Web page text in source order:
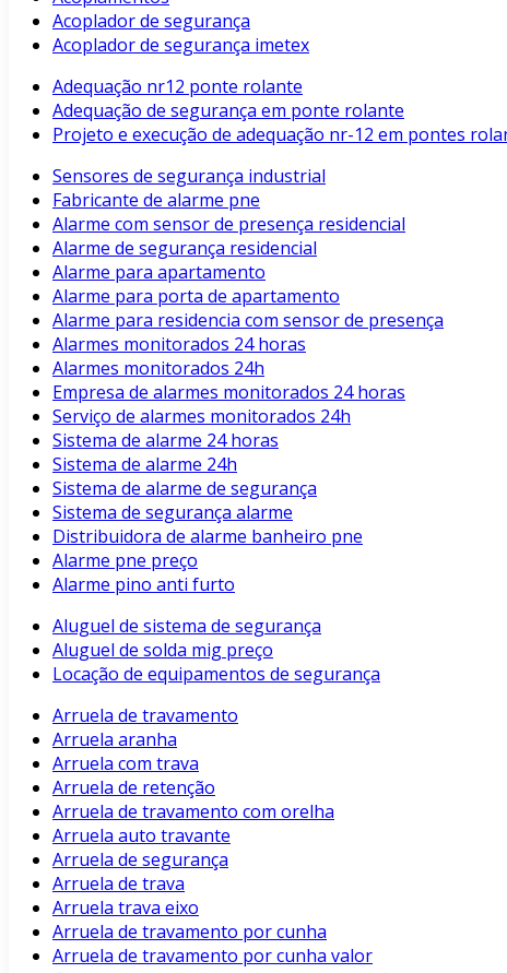
Acoplador de segurança
Acoplador de segurança imetex
Adequação nr12 ponte rolante
Adequação de segurança em ponte rolante
Projeto e execução de adequação nr-12 em pontes
Sensores de segurança industrial
Fabricante de alarme pne
Alarme com sensor de presença residencial
Alarme de segurança residencial
Alarme para apartamento
Alarme para porta de apartamento
Alarme para residencia com sensor de presença
Alarmes monitorados 24 horas
Alarmes monitorados 24h
Empresa de alarmes monitorados 24 horas
Serviço de alarmes monitorados 24h
Sistema de alarme 24 horas
Sistema de alarme 24h
Sistema de alarme de segurança
Sistema de segurança alarme
Distribuidora de alarme banheiro pne
Alarme pne preço
Alarme pino anti furto
Aluguel de sistema de segurança
Aluguel de solda mig preço
Locação de equipamentos de segurança
Arruela de travamento
Arruela aranha
Arruela com trava
Arruela de retenção
Arruela de travamento com orelha
Arruela auto travante
Arruela de segurança
Arruela de trava
Arruela trava eixo
Arruela de travamento por cunha
Arruela de travamento por cunha valor